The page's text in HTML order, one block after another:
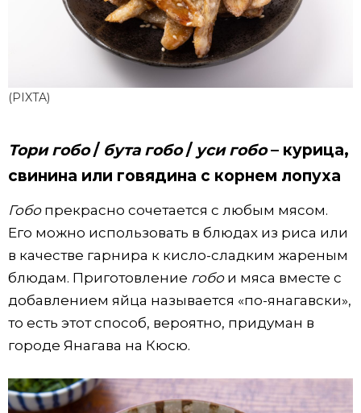
(PIXTA)
Тори гобо/ бута гобо/ уси гобо– курица,
свинина или говядина с корнем лопуха
Гобопрекрасно сочетается с любым мясом.
Его можно использовать в блюдах из риса или
в качестве гарнира к кисло-сладким жареным
блюдам. Приготовление гобои мяса вместе с
добавлением яйца называется «по-янагавски»,
то есть этот способ, вероятно, придуман в
городе Янагава на Кюсю.